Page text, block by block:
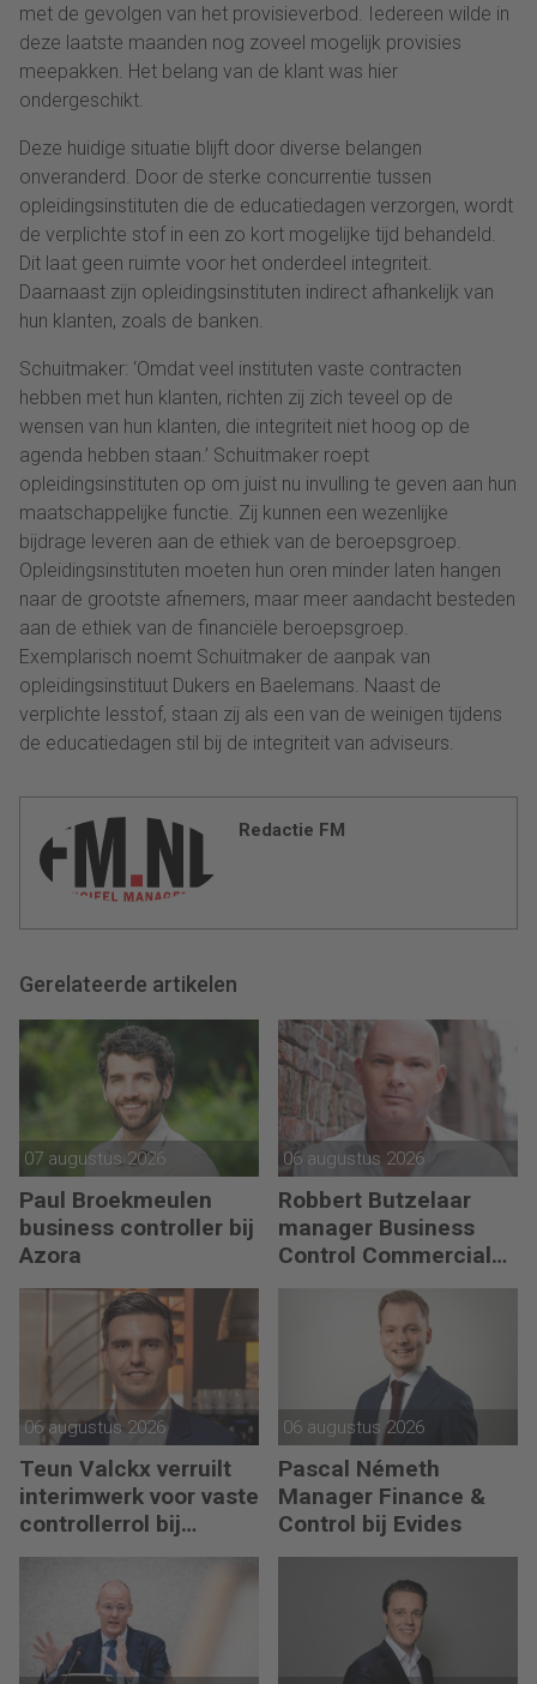
met de gevolgen van het provisieverbod. Iedereen wilde in
deze laatste maanden nog zoveel mogelijk provisies
meepakken. Het belang van de klant was hier
ondergeschikt.
Deze huidige situatie blijft door diverse belangen
onveranderd. Door de sterke concurrentie tussen
opleidingsinstituten die de educatiedagen verzorgen, wordt
de verplichte stof in een zo kort mogelijke tijd behandeld.
Dit laat geen ruimte voor het onderdeel integriteit.
Daarnaast zijn opleidingsinstituten indirect afhankelijk van
hun klanten, zoals de banken.
Schuitmaker: ‘Omdat veel instituten vaste contracten
hebben met hun klanten, richten zij zich teveel op de
wensen van hun klanten, die integriteit niet hoog op de
agenda hebben staan.’ Schuitmaker roept
opleidingsinstituten op om juist nu invulling te geven aan hun
maatschappelijke functie. Zij kunnen een wezenlijke
bijdrage leveren aan de ethiek van de beroepsgroep.
Opleidingsinstituten moeten hun oren minder laten hangen
naar de grootste afnemers, maar meer aandacht besteden
aan de ethiek van de financiële beroepsgroep.
Exemplarisch noemt Schuitmaker de aanpak van
opleidingsinstituut Dukers en Baelemans. Naast de
verplichte lesstof, staan zij als een van de weinigen tijdens
de educatiedagen stil bij de integriteit van adviseurs.
Redactie FM
Gerelateerde artikelen
07 augustus 2026
Paul Broekmeulen
business controller bij
Azora
06 augustus 2026
Robbert Butzelaar
manager Business
Control Commercial
bij PLUS Retail
06 augustus 2026
Teun Valckx verruilt
interimwerk voor vaste
controllerrol bij
Synthon
06 augustus 2026
Pascal Németh
Manager Finance &
Control bij Evides